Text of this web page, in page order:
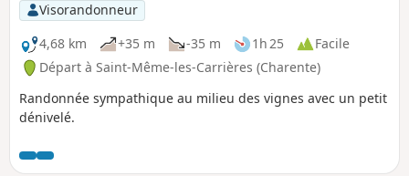
Visorandonneur
4,68 km
+35 m -35 m 1h 25
Facile
Départ à Saint-Même-les-Carrières (Charente)
Randonnée sympathique au milieu des vignes avec un petit
dénivelé.